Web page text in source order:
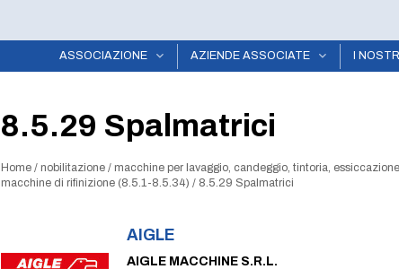
ASSOCIAZIONE AZIENDE ASSOCIATE I
8.5.29 Spalmatrici
Home / nobilitazione / macchine per lavaggio, candeggio, tintoria,
macchine di rifinizione (8.5.1-8.5.34) / 8.5.29 Spalmatrici
AIGLE
AIGLE MACCHINE S.R.L.